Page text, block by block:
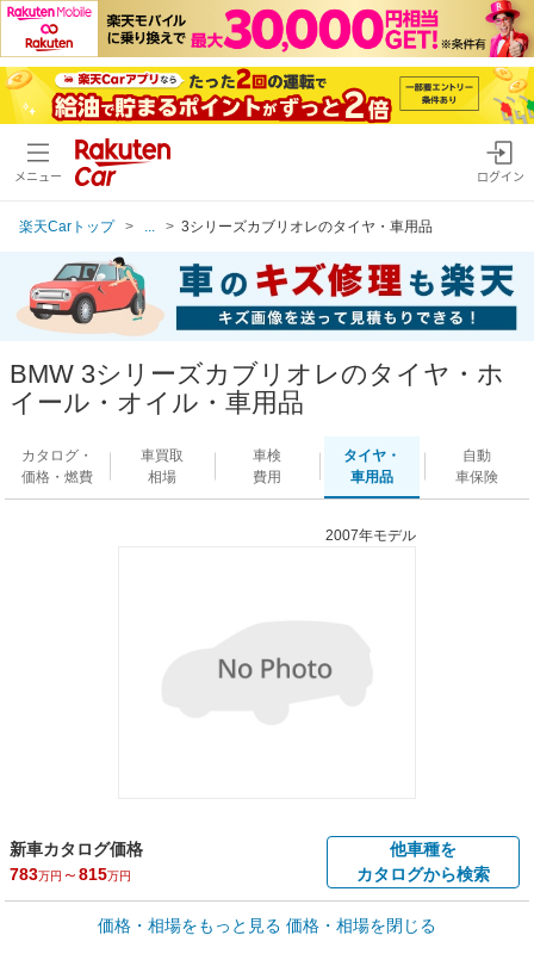
メニュー ログイン
楽天Carトップ 3シリーズカブリオレのタイヤ・車用品
BMW 3シリーズカブリオレのタイヤ・ホ
イール・オイル・車用品
カタログ・
価格・燃費
車買取
相場
車検
費用
タイヤ・
車用品
自動
車保険
2007年モデル
新車カタログ価格
783万円 ～815万円
他車種を
カタログから検索
車買取価格 *
車買取相場
価格・相場をもっと見る 価格・相場を閉じる